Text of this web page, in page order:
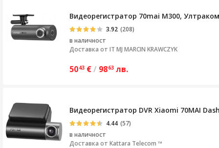
Видеорегистратор 70mai M300,
3.92 (208)
в наличност
Доставка от IT MJ MARCIN KRAWCZYK
5043 €/ 9863 лв.
Видеорегистратор DVR Xiaomi 70MAI
4.44 (57)
в наличност
Доставка от Kattara Telecom ™